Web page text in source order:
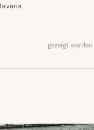
gezeigt werden